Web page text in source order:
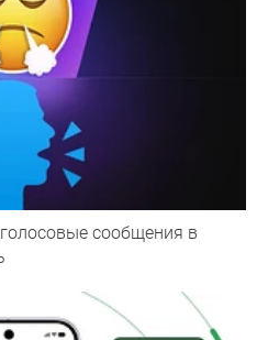
сообщения в